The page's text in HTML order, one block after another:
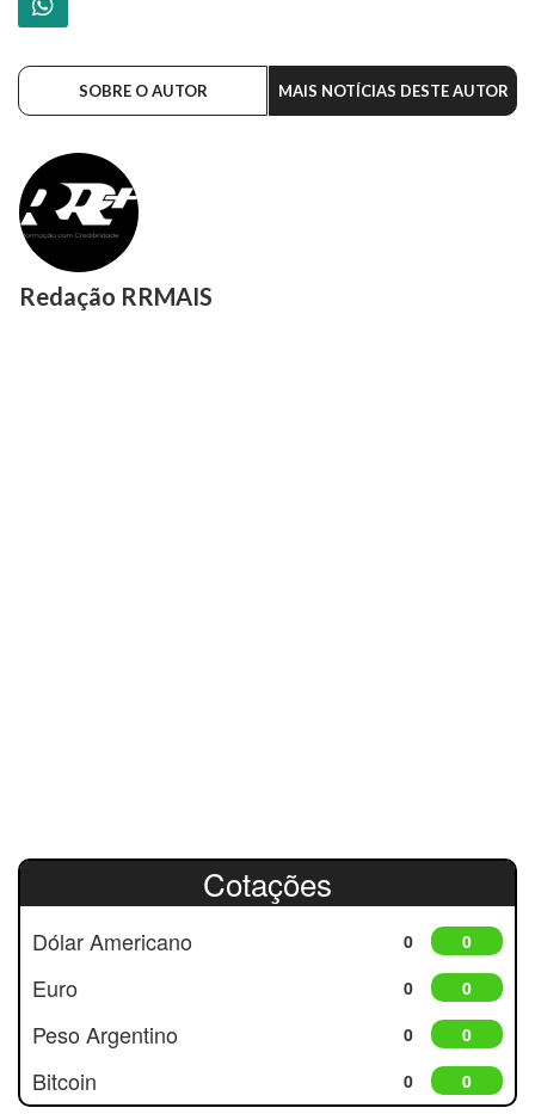
SOBRE O AUTOR MAIS NOTÍCIAS DESTE AUTOR
Redação RRMAIS
Cotações
Dólar Americano 0 0
Euro 0 0
Peso Argentino 0 0
Bitcoin 0 0